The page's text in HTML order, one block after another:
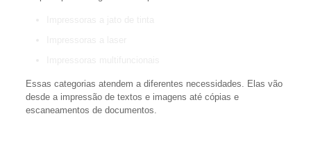
Essas categorias atendem a diferentes necessidades. Elas vão
desde a impressão de textos e imagens até cópias e
escaneamentos de documentos.